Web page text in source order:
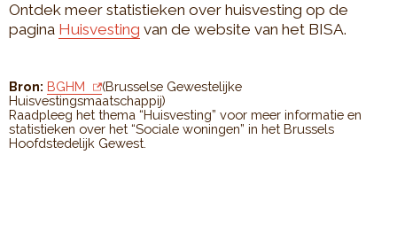
Ontdek meer statistieken over huisvesting op de
pagina Huisvesting van de website van het BISA.
Bron: BGHM
(Brusselse Gewestelijke
Huisvestingsmaatschappij)
Raadpleeg het thema “Huisvesting” voor meer informatie en
statistieken over het “Sociale woningen” in het Brussels
Hoofdstedelijk Gewest.